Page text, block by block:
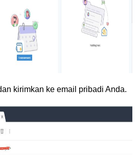
kirimkan ke email pribadi Anda.